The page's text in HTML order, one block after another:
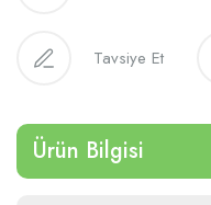
Tavsiye Et
Ürün Bilgisi